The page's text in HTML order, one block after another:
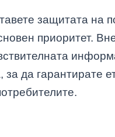
защитата на
приоритет.
да гарантирате